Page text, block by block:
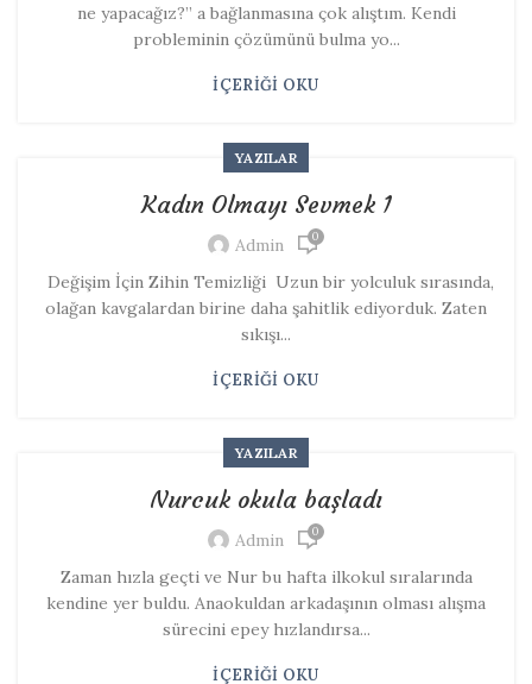
ne yapacağız?” a bağlanmasına çok alıştım. Kendi
probleminin çözümünü bulma yo...
İÇERIĞI OKU
YAZILAR
Kadın Olmayı Sevmek 1
Admin 0
Değişim İçin Zihin Temizliği Uzun bir yolculuk sırasında,
olağan kavgalardan birine daha şahitlik ediyorduk. Zaten
sıkışı...
İÇERIĞI OKU
YAZILAR
Nurcuk okula başladı
Admin 0
Zaman hızla geçti ve Nur bu hafta ilkokul sıralarında
kendine yer buldu. Anaokuldan arkadaşının olması alışma
sürecini epey hızlandırsa...
İÇERIĞI OKU